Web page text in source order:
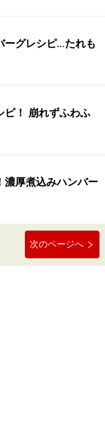
ーグレシピ…たれも
ピ！ 崩れずふわふ
濃厚煮込みハンバー
次のページへ